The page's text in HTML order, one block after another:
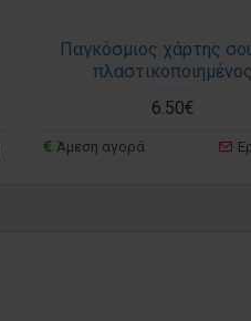
Παγκόσμιος χάρτης
πλαστικοποιημένος
6.50€
Άμεση αγορά